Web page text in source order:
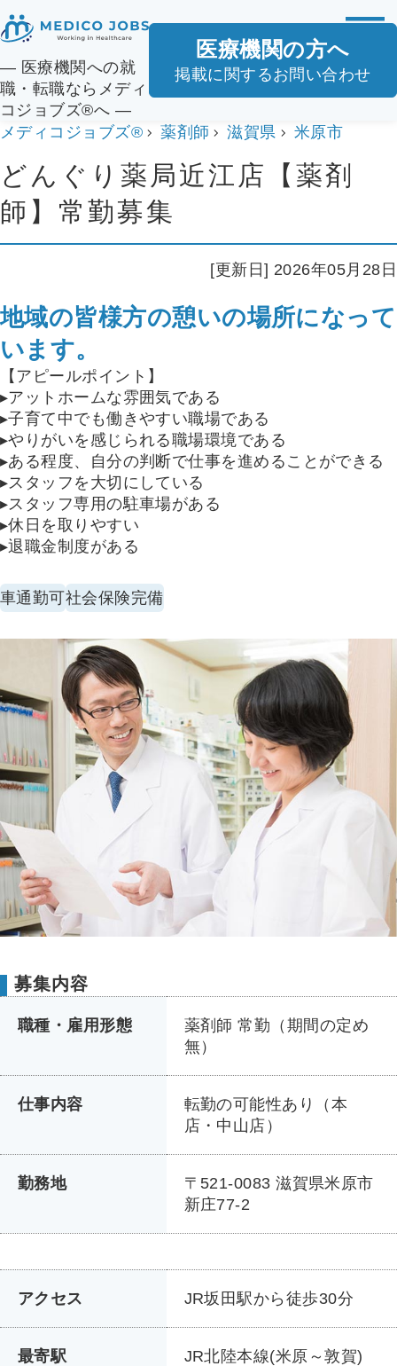
― 医療機関への就
職・転職ならメディ
コジョブズ®へ ―
医療機関の方へ
掲載に関するお問い合わせ
メディコジョブズ® 薬剤師 滋賀県 米原市
どんぐり薬局近江店【薬剤
師】常勤募集
[更新日] 2026年05月28日
地域の皆様方の憩いの場所になって
います。
【アピールポイント】
▸アットホームな雰囲気である
▸子育て中でも働きやすい職場である
▸やりがいを感じられる職場環境である
▸ある程度、自分の判断で仕事を進めることができる
▸スタッフを大切にしている
▸スタッフ専用の駐車場がある
▸休日を取りやすい
▸退職金制度がある
車通勤可社会保険完備
募集内容
職種・雇用形態
薬剤師 常勤（期間の定め
無）
仕事内容
転勤の可能性あり（本
店・中山店）
勤務地
〒521-0083 滋賀県米原市
新庄77-2
アクセス JR坂田駅から徒歩30分
最寄駅
JR北陸本線(米原～敦賀)